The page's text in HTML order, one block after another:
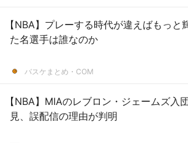
【NBA】プレーする時代が違えばもっと
た名選手は誰なのか
バスケまとめ・COM
【NBA】MIAのレブロン・ジェームズ入
見、誤配信の理由が判明